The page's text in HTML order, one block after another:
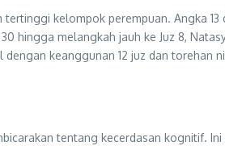
kelompok perempuan. Angka
hingga melangkah jauh ke Juz 8,
keanggunan 12 juz dan torehan
tentang kecerdasan kognitif.